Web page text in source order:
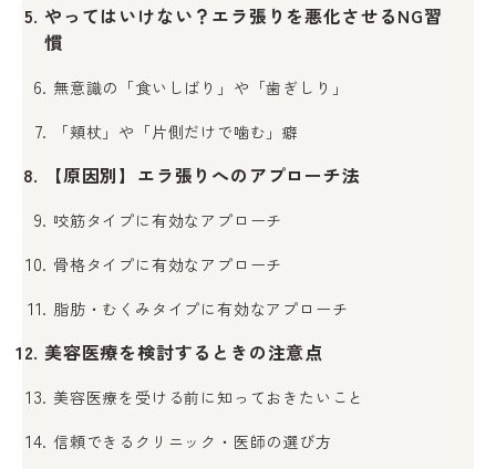
やってはいけない？エラ張りを悪化させるNG習
慣
無意識の「食いしばり」や「歯ぎしり」
「頬杖」や「片側だけで噛む」癖
【原因別】エラ張りへのアプローチ法
咬筋タイプに有効なアプローチ
骨格タイプに有効なアプローチ
脂肪・むくみタイプに有効なアプローチ
美容医療を検討するときの注意点
美容医療を受ける前に知っておきたいこと
信頼できるクリニック・医師の選び方